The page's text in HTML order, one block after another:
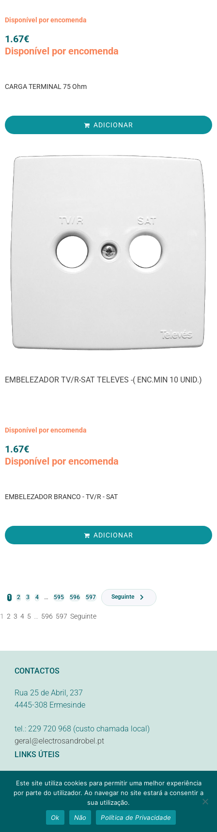
Disponível por encomenda
1.67€
Disponível por encomenda
CARGA TERMINAL 75 Ohm
ADICIONAR
EMBELEZADOR TV/R-SAT TELEVES -( ENC.MIN 10 UNID.)
Disponível por encomenda
1.67€
Disponível por encomenda
EMBELEZADOR BRANCO - TV/R - SAT
ADICIONAR
1 2 3 4 … 595 596 597 Seguinte
1 2 3 4 5 596 597 Seguinte
CONTACTOS
Rua 25 de Abril, 237
4445-308 Ermesinde
tel.: 229 720 968 (custo chamada local)
geral@electrosandrobel.pt
LINKS ÚTEIS
Politíca de Cookies
SIGA-NOS NAS REDES SOCIAIS
Precisa de ajuda?
1
Este site utiliza cookies para permitir uma melhor experiência
por parte do utilizador. Ao navegar no site estará a consentir a
sua utilização.
Ok
Não Política de Privacidade